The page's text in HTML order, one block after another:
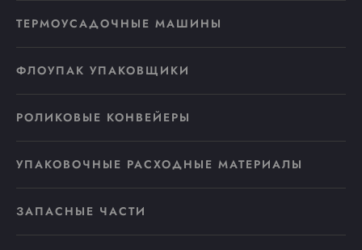
ТЕРМОУСАДОЧНЫЕ МАШИНЫ
ФЛОУПАК УПАКОВЩИКИ
РОЛИКОВЫЕ КОНВЕЙЕРЫ
УПАКОВОЧНЫЕ РАСХОДНЫЕ МАТЕРИАЛЫ
ЗАПАСНЫЕ ЧАСТИ